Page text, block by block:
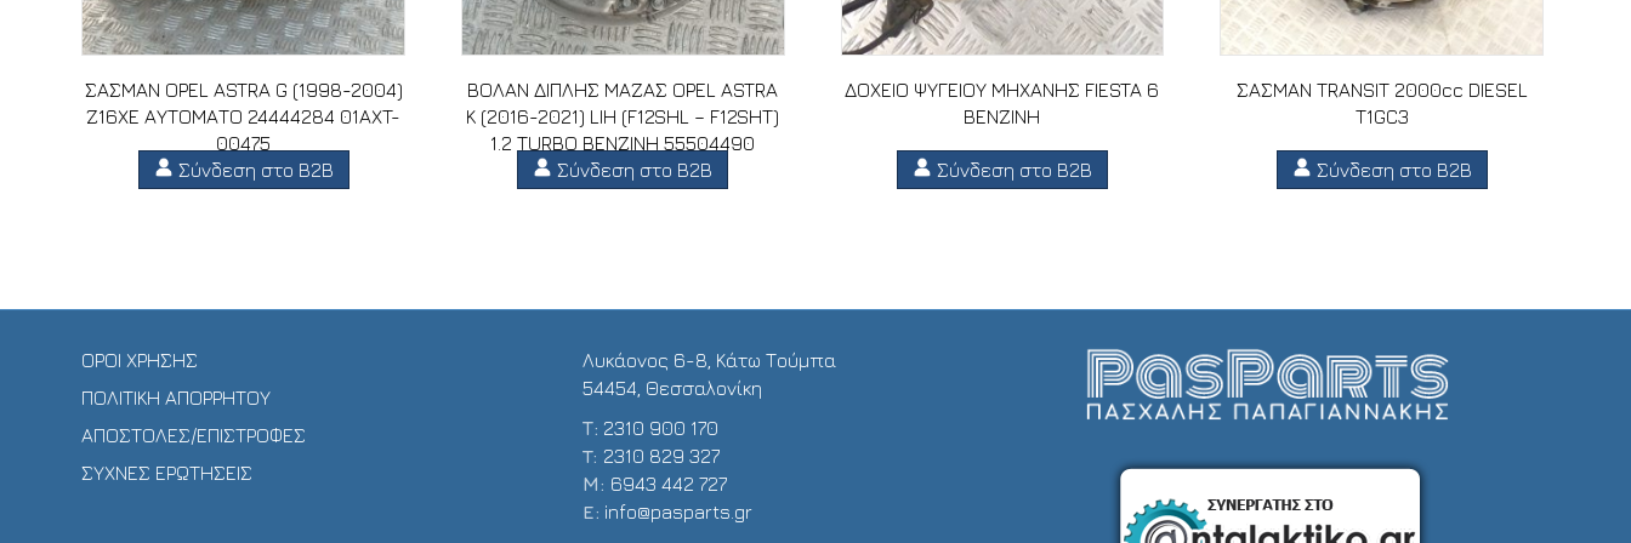
ΣΑΣΜΑΝ OPEL ASTRA G (1998-2004)
Z16XE ΑΥΤΟΜΑΤΟ 24444284 01AXT-
00475
Σύνδεση στο B2B
ΒΟΛΑΝ ΔΙΠΛΗΣ ΜΑΖΑΣ OPEL ASTRA
K (2016-2021) LIH (F12SHL – F12SHT)
1.2 TURBO ΒΕΝΖΙΝΗ 55504490
Σύνδεση στο B2B
ΔΟΧΕΙΟ ΨΥΓΕΙΟΥ ΜΗΧΑΝΗΣ FIESTA 6
ΒΕΝΖΙΝΗ
Σύνδεση στο B2B
ΣΑΣΜΑΝ TRANSIT 2000cc DIESEL
T1GC3
Σύνδεση στο B2B
ΟΡΟΙ ΧΡΗΣΗΣ
ΠΟΛΙΤΙΚΗ ΑΠΟΡΡΗΤΟΥ
ΑΠΟΣΤΟΛΕΣ/ΕΠΙΣΤΡΟΦΕΣ
ΣΥΧΝΕΣ ΕΡΩΤΗΣΕΙΣ
Λυκάονος 6-8, Κάτω Τούμπα
54454, Θεσσαλονίκη
Τ: 2310 900 170
T: 2310 829 327
Μ: 6943 442 727
E: info@pasparts.gr